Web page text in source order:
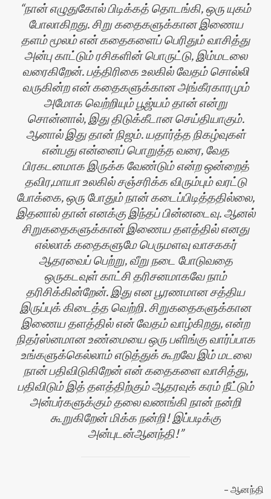
நான் எழுதுகோல் பிடிக்கத் தொடங்கி, ஒரு யுகம்
போலாகிறது. சிறு கதைகளுக்கான இணைய
தளம் மூலம் என் கதைகளைப் பெரிதும் வாசித்து
அன்பு காட்டும் ரசிகளின் பொருட்டு, இம்மடலை
வரைகிறேன். பத்திரிகை உலகில் வேதம் சொல்லி
வருகின்ற என் கதைகளுக்கான அங்கீரகாரமும்
அமோக வெற்றியும் பூஜ்யம் தான் என்று
சொன்னால், இது திடுக்கீடான செய்தியாகும்.
ஆனால் இது தான் நிஜம். யதார்த்த நிகழ்வுகள்
என்பது என்னைப் பொறுத்த வரை, வேத
பிரகடனமாக இருக்க வேண்டும் என்ற ஒன்றைத்
தவிர,மாயா உலகில் சஞ்சரிக்க விரும்பும் வரட்டு
போக்கை, ஒரு போதும் நான் கடைப்பிடித்ததில்லை,
இதனால் தான் எனக்கு இந்தப் பின்னடைவு. ஆனல்
சிறுகதைகளுக்கான் இணைய தளத்தில் எனது
எல்லாக் கதைகளுமே பெருமளவு வாசககர்
ஆதரவைப் பெற்று, வீறு நடை போடுவதை
ஒருகடவுள் காட்சி தரிசனமாகவே நாம்
தரிசிக்கின்றேன். இது என பூரணமான சத்திய
இருப்புக் கிடைத்த வெற்றி. சிறுகதைகளுக்கான
இணைய தளத்தில் என் வேதம் வாழ்கிறது, என்ற
நிதர்ஸ்னமான உண்மையை ஒரு பளிங்கு வார்ப்பாக
உங்களுக்கெல்லாம் எடுத்துக் கூறவே இம் மடலை
நான் பதிவிடுகிறேன் என் கதைகளை வாசித்து,
பதிவிடும் இத் தளத்திற்கும் ஆதரவுக் கரம் நீட்டும்
அன்பர்களுக்கும் தலை வணங்கி நான் நன்றி
கூறுகிறேன் மிக்க நன்றி! இப்படிக்கு
அன்புடன்ஆனந்தி!
ஆனந்தி